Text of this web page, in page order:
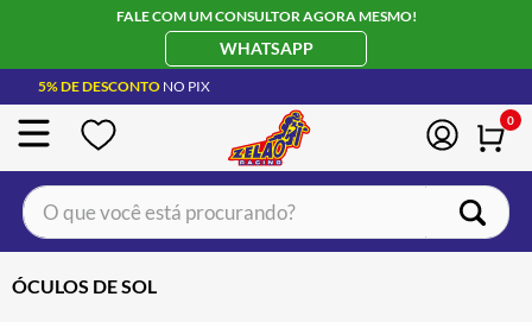
FALE COM UM CONSULTOR AGORA MESMO!
WHATSAPP
5% DE DESCONTO NO PIX
0
O que você está procurando?
ÓCULOS DE SOL
1º CAPACETE LS2